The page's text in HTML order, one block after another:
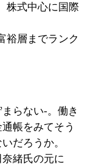
株式中心に国際
裕層までランク
らない-。働き
帳をみてそう
だろうか。
緒氏の元に